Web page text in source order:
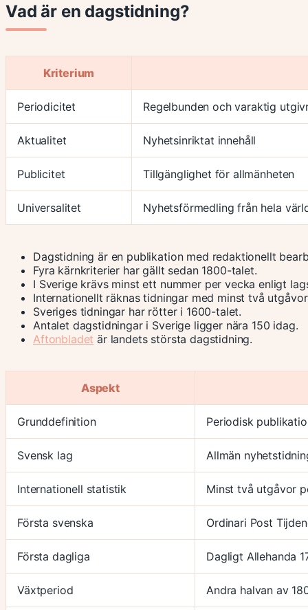
Vad är en dagstidning?
Kriterium
Periodicitet Regelbunden och varaktig
Aktualitet Nyhetsinriktat innehåll
Publicitet Tillgänglighet för allmänheten
Universalitet Nyhetsförmedling från hela
Dagstidning är en publikation med redaktionellt
Fyra kärnkriterier har gällt sedan 1800-talet.
I Sverige krävs minst ett nummer per vecka enligt
Internationellt räknas tidningar med minst två
Sveriges tidningar har rötter i 1600-talet.
Antalet dagstidningar i Sverige ligger nära 150 idag.
Aftonbladet är landets största dagstidning.
Aspekt
Grunddefinition Periodisk
Svensk lag Allmän
Internationell statistik Minst två utgåvor
Första svenska Ordinari Post
Första dagliga Dagligt Allehanda
Växtperiod Andra halvan av